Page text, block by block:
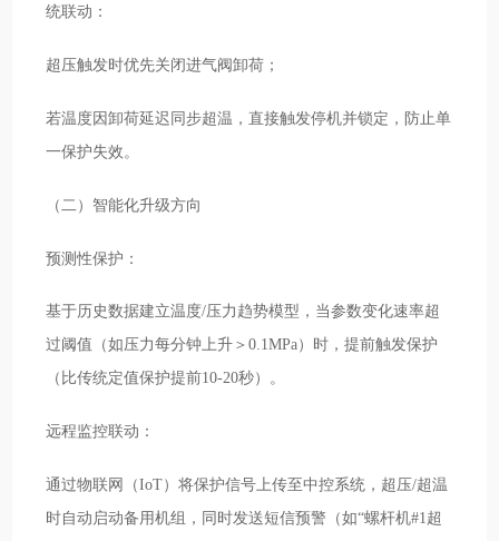
统联动：
超压触发时优先关闭进气阀卸荷；
若温度因卸荷延迟同步超温，直接触发停机并锁定，防止单
一保护失效。
（二）智能化升级方向
预测性保护：
基于历史数据建立温度/压力趋势模型，当参数变化速率超
过阈值（如压力每分钟上升＞0.1MPa）时，提前触发保护
（比传统定值保护提前10-20秒）。
远程监控联动：
通过物联网（IoT）将保护信号上传至中控系统，超压/超温
时自动启动备用机组，同时发送短信预警（如“螺杆机#1超